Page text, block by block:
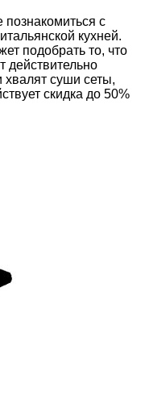
познакомиться с
кухней.
подобрать то, что
действительно
суши сеты,
скидка до 50%